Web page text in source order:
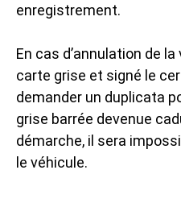
enregistrement.
En cas d’annulation de
carte grise et signé le
demander un duplicata
grise barrée devenue
démarche, il sera
le véhicule.